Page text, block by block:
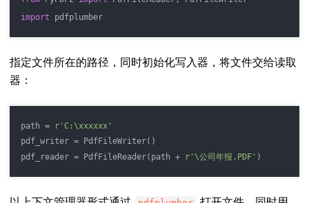
import pdfplumber
指定文件所在的路径，同时初始化写入器，将文件交给读取
器：
path =
r'C:\xxxxxx'
pdf_writer = PdfFileWriter()
pdf_reader = PdfFileReader(path +
r'\公司年报.PDF' )